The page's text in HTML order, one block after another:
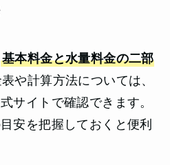
基本料金と水量料金の二部
や計算方法については、
サイトで確認できます。
安を把握しておくと便利